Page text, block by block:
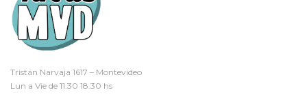
Tristán Narvaja 1617 – Montevideo
Lun a Vie de 11.30 18.30 hs